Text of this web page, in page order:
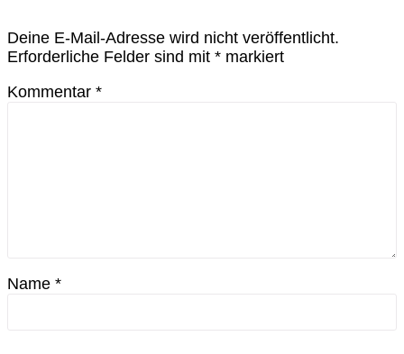
Deine E-Mail-Adresse wird nicht veröffentlicht.
Erforderliche Felder sind mit * markiert
Kommentar *
Name *